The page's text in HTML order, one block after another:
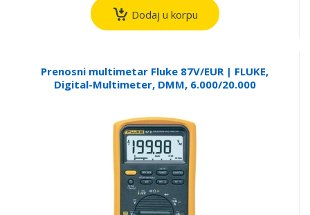
Dodaj u korpu
Prenosni multimetar Fluke 87V/EUR | FLUKE,
Digital-Multimeter, DMM, 6.000/20.000